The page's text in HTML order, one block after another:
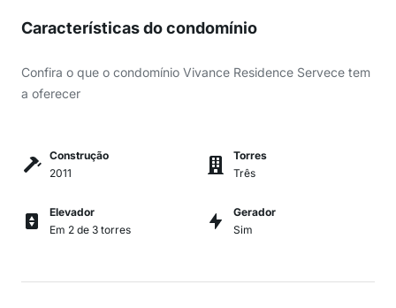
Características do condomínio
Confira o que o condomínio Vivance Residence Servece tem
a oferecer
Construção
2011
Torres
Três
Elevador
Em 2 de 3 torres
Gerador
Sim